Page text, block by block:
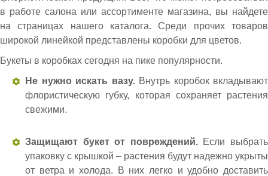
в работе салона или ассортименте магазина, вы найдете
на страницах нашего каталога. Среди прочих товаров
широкой линейкой представлены коробки для цветов.
Букеты в коробках сегодня на пике популярности.
Не нужно искать вазу.Внутрь коробок вкладывают
флористическую губку, которая сохраняет растения
свежими.
Защищают букет от повреждений.Если выбрать
упаковку с крышкой – растения будут надежно укрыты
от ветра и холода. В них легко и удобно доставить